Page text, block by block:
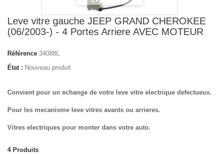
Leve vitre gauche JEEP GRAND CHEROKEE
(06/2003-) - 4 Portes Arriere AVEC MOTEUR
Référence 34088L
État : Nouveau produit
Convient pour un echange de votre leve vitre electrique defectueux.
Pour les mecanisme leve vitres avants ou arrieres.
Vitres electriques pour monter dans votre auto.
4 Produits